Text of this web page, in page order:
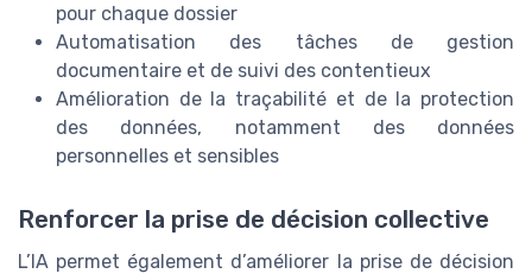
pour chaque dossier
Automatisation des tâches de gestion
documentaire et de suivi des contentieux
Amélioration de la traçabilité et de la protection
des données, notamment des données
personnelles et sensibles
Renforcer la prise de décision collective
L’IA permet également d’améliorer la prise de décision